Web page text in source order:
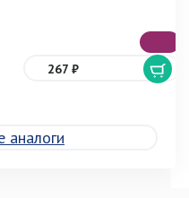
267 ₽
аналоги